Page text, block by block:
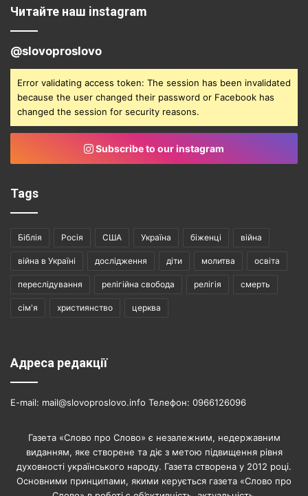
Читайте наш instagram
@slovoproslovo
Error validating access token: The session has been invalidated
because the user changed their password or Facebook has
changed the session for security reasons.
Subscribe to our instagram
Tags
Біблія Росія США Україна біженці війна
війна в Україні дослідження діти молитва освіта
переслідування релігійна свобода релігія смерть
сім'я християнство церква
Адреса редакції
E-mail: mail@slovoproslovo.info Телефон: 0966126096
Газета «Слово про Слово» є незалежним, недержавним
виданням, яке створене та діє з метою підвищення рівня
духовності українського народу. Газета створена у 2012 році.
Основними принципами, якими керується газета «Слово про